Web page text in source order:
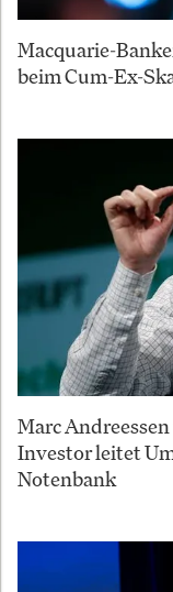
Macquarie-
beim Cum-Ex-
Marc
Investor leitet
Notenbank